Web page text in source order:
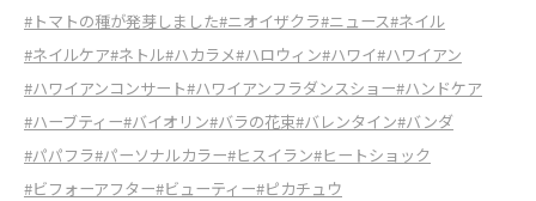
#トマトの種が発芽しました#ニオイザクラ#ニュース#ネイル
#ネイルケア#ネトル#ハカラメ#ハロウィン#ハワイ#ハワイアン
#ハワイアンコンサート#ハワイアンフラダンスショー#ハンドケア
#ハーブティー#バイオリン#バラの花束#バレンタイン#バンダ
#パパフラ#パーソナルカラー#ヒスイラン#ヒートショック
#ビフォーアフター#ビューティー#ピカチュウ